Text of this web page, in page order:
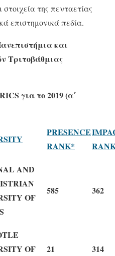
της πενταετίας
επιστημονικά πεδία.
και
Τριτοβάθμιας
για το 2019 (α΄
PRESENCE
RANK*
AND
OF
585 362
OF
21 314